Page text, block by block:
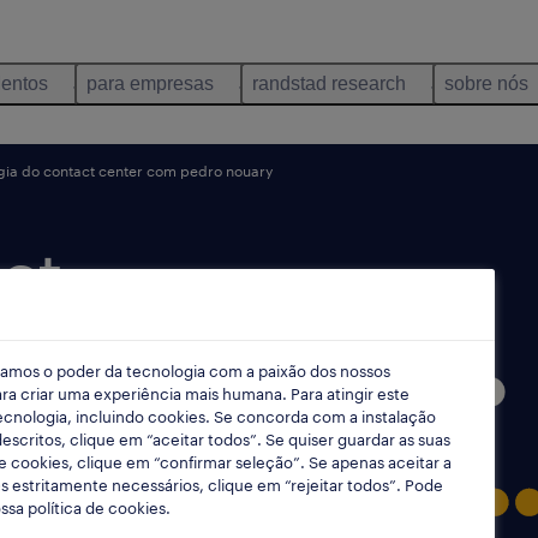
para empresas randstad research sobre nós
do contact center com pedro nouary
o poder da tecnologia com a paixão dos nossos
criar uma experiência mais humana. Para atingir este
incluindo cookies. Se concorda com a instalação
clique em “aceitar todos”. Se quiser guardar as suas
cookies, clique em “confirmar seleção”. Se apenas aceitar a
estritamente necessários, clique em “rejeitar todos”. Pode
política de cookies.